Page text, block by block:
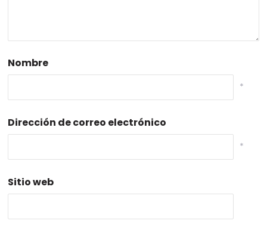
Nombre
*
Dirección de correo electrónico
*
Sitio web